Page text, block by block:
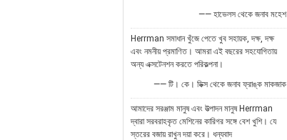
—— হাভেলস থেকে জনাব মহেশ
Herrman সমাধান খুঁজে পেতে খুব সহায়ক, দক্ষ, দক্ষ
এবং নমনীয় প্রমাণিত। আমরা এই বছরের সহযোগিতায়
অন্য এক্সটেনশন করতে পরিকল্পনা।
—— টি। কে। ডিক্স থেকে জনাব ফ্রাঙ্ক মাকজাক
আমাদের সরঞ্জাম মানুষ এবং উত্পাদন মানুষ Herrman
দ্বারা সরবরাহকৃত মেশিনের কারিগর সঙ্গে বেশ খুশি। যে
স্তরের বজায় রাখুন দয়া করে। ধন্যবাদ